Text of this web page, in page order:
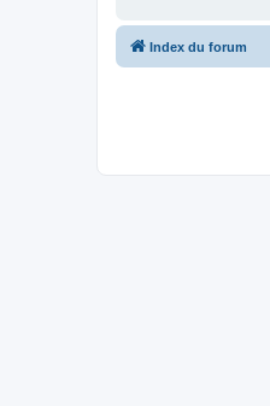
Index du forum